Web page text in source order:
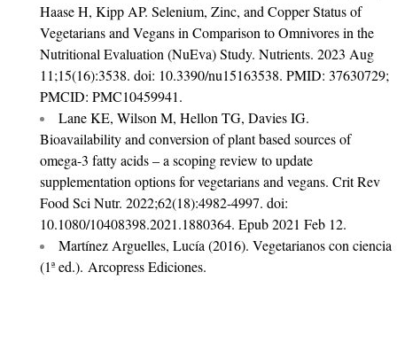
Haase H, Kipp AP. Selenium, Zinc, and Copper Status of
Vegetarians and Vegans in Comparison to Omnivores in the
Nutritional Evaluation (NuEva) Study. Nutrients. 2023 Aug
11;15(16):3538. doi: 10.3390/nu15163538. PMID: 37630729;
PMCID: PMC10459941.
Lane KE, Wilson M, Hellon TG, Davies IG.
Bioavailability and conversion of plant based sources of
omega-3 fatty acids – a scoping review to update
supplementation options for vegetarians and vegans. Crit Rev
Food Sci Nutr. 2022;62(18):4982-4997. doi:
10.1080/10408398.2021.1880364. Epub 2021 Feb 12.
Martínez Arguelles, Lucía (2016). Vegetarianos con ciencia
(1ª ed.). Arcopress Ediciones.